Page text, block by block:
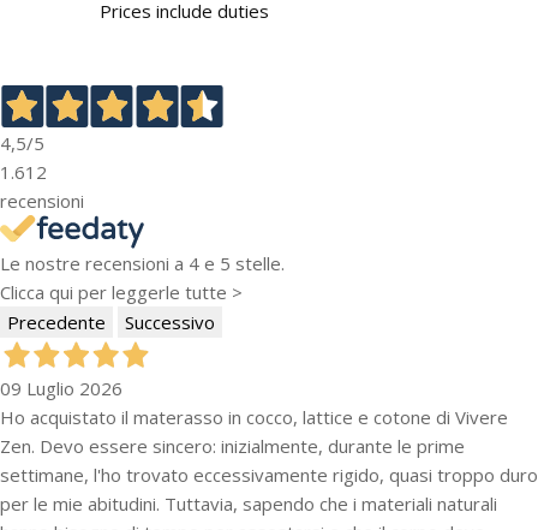
Prices include duties
4,5/5
1.612
recensioni
Le nostre recensioni a 4 e 5 stelle.
Clicca qui per leggerle tutte >
Precedente
Successivo
09 Luglio 2026
Ho acquistato il materasso in cocco, lattice e cotone di Vivere
Zen. Devo essere sincero: inizialmente, durante le prime
settimane, l'ho trovato eccessivamente rigido, quasi troppo duro
per le mie abitudini. Tuttavia, sapendo che i materiali naturali